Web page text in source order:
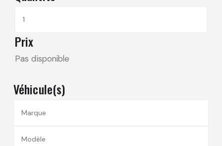
Prix
Pas disponible
Véhicule(s)